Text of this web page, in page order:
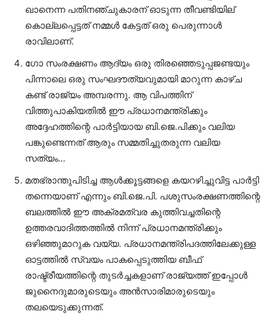
ഖാനെന്ന പതിനഞ്ചുകാരന് ഓടുന്ന തീവണ്ടിയില്
കൊല്ലപ്പെട്ടത് നമ്മൾ കേട്ടത് ഒരു പെരുന്നാൾ
രാവിലാണ്.
ഗോ സംരക്ഷണം ആദ്യം ഒരു തിരഞ്ഞെടുപ്പജണ്ടയും
പിന്നാലെ ഒരു സംഘദൗത്യവുമായി മാറുന്ന കാഴ്ച
കണ്ട് രാജ്യം അമ്പരന്നു. ആ വിപത്തിന്
വിത്തുപാകിയതില്‍ ഈ പ്രധാനമന്ത്രിക്കും
അദ്ദേഹത്തിന്റെ പാര്‍ട്ടിയായ ബി.ജെ.പിക്കും വലിയ
പങ്കുണ്ടെന്നത് ആരും സമ്മതിച്ചുതരുന്ന വലിയ
സത്യം…
മതഭ്രാന്തുപിടിച്ച ആള്‍ക്കൂട്ടങ്ങളെ കയറഴിച്ചുവിട്ട പാര്‍ട്ടി
തന്നെയാണ് എന്നും ബി.ജെ.പി. പശുസംരക്ഷണത്തിന്റെ
ബലത്തില്‍ ഈ അക്രമത്വര കുത്തിവച്ചതിന്റെ
ഉത്തരവാദിത്തത്തില്‍ നിന്ന് പ്രധാനമന്ത്രിക്കും
ഒഴിഞ്ഞുമാറുക വയ്യ. പ്രധാനമന്ത്രിപദത്തിലേക്കുള്ള
ഓട്ടത്തില്‍ സ്വയം പാകപ്പെടുത്തിയ ബീഫ്
രാഷ്ട്രീയത്തിന്റെ തുടര്‍ച്ചകളാണ് രാജ്യത്ത് ഇപ്പോള്‍
ജുനൈദുമാരുടെയും അന്‍സാരിമാരുടെയും
തലയെടുക്കുന്നത്.